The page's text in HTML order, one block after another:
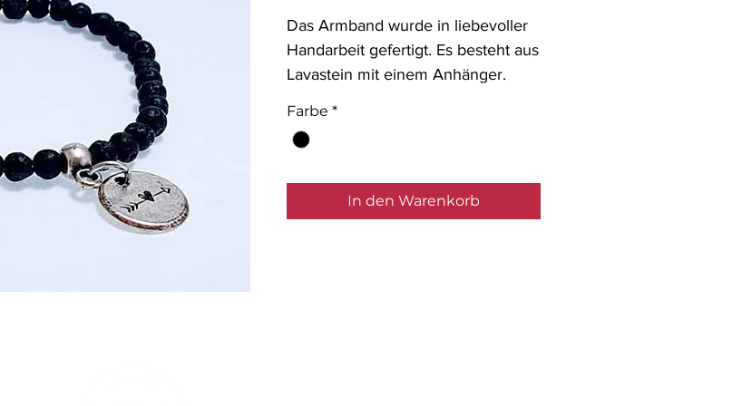
Das Armband wurde in liebevoller
Handarbeit gefertigt. Es besteht aus
Lavastein mit einem Anhänger.
Metall
Farbe *
In den Warenkorb